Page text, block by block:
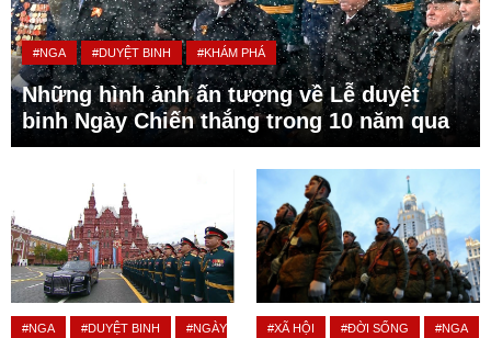
#NGA #DUYỆT BINH #KHÁM PHÁ
Những hình ảnh ấn tượng về Lễ duyệt
binh Ngày Chiến thắng trong 10 năm qua
#NGA #DUYỆT BINH
#NGÀY
#XÃ HỘI #ĐỜI SỐNG #NGA